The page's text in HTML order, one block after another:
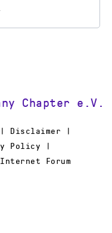
Chapter e.V.
| Disclaimer |
Policy |
Internet Forum